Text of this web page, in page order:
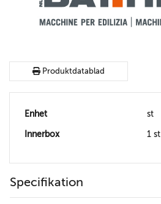
Produktdatablad
Enhet st
Innerbox 1 st
Specifikation